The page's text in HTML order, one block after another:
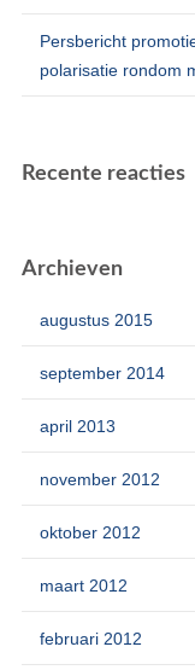
Persbericht
polarisatie rondom
Recente reacties
Archieven
augustus 2015
september 2014
april 2013
november 2012
oktober 2012
maart 2012
februari 2012